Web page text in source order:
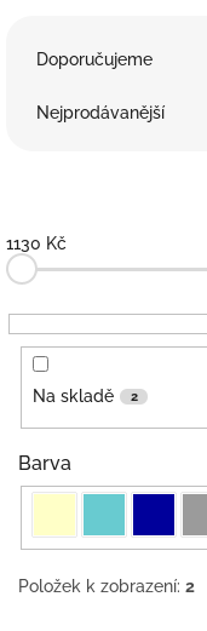
o
d
u
k
Doporučujeme
Nejprodávanější
1130 Kč
Na skladě 2
Barva
Položek k zobrazení: 2